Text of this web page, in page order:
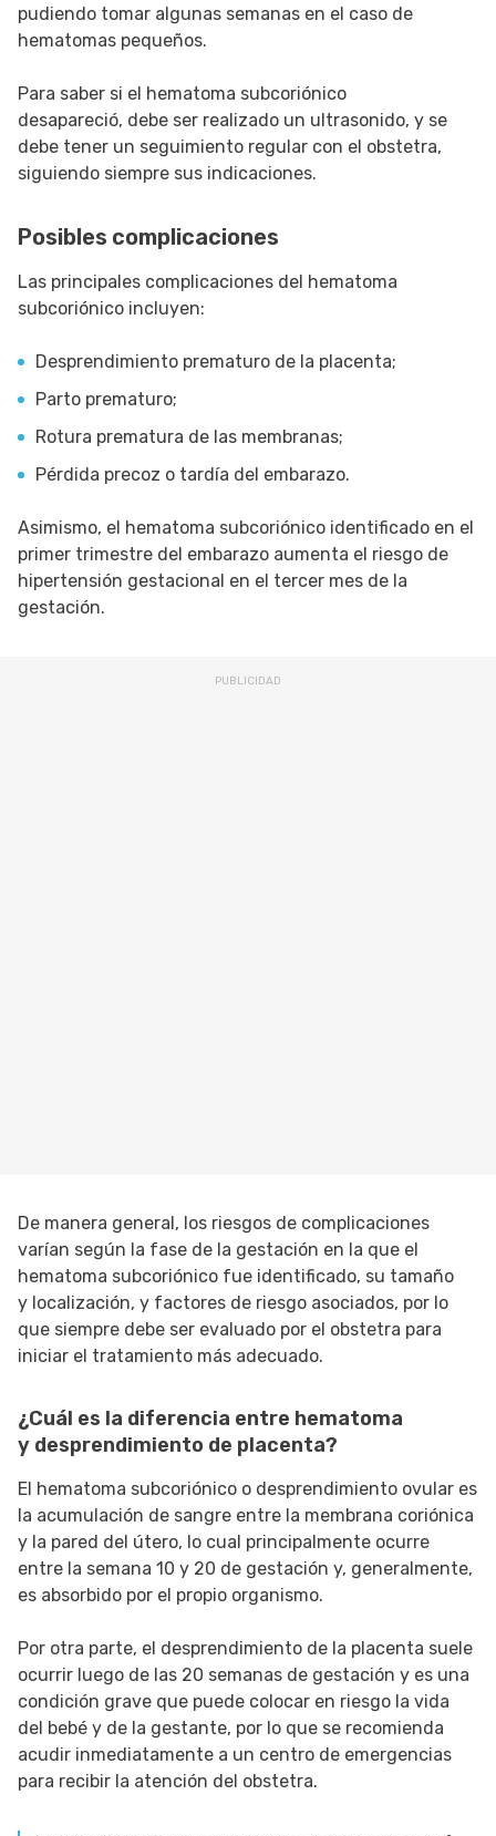
pudiendo tomar algunas semanas en el caso de
hematomas pequeños.
Para saber si el hematoma subcoriónico
desapareció, debe ser realizado un ultrasonido, y se
debe tener un seguimiento regular con el obstetra,
siguiendo siempre sus indicaciones.
Posibles complicaciones
Las principales complicaciones del hematoma
subcoriónico incluyen:
Desprendimiento prematuro de la placenta;
Parto prematuro;
Rotura prematura de las membranas;
Pérdida precoz o tardía del embarazo.
Asimismo, el hematoma subcoriónico identificado en el
primer trimestre del embarazo aumenta el riesgo de
hipertensión gestacional en el tercer mes de la
gestación.
De manera general, los riesgos de complicaciones
varían según la fase de la gestación en la que el
hematoma subcoriónico fue identificado, su tamaño
y localización, y factores de riesgo asociados, por lo
que siempre debe ser evaluado por el obstetra para
iniciar el tratamiento más adecuado.
¿Cuál es la diferencia entre hematoma
y desprendimiento de placenta?
El hematoma subcoriónico o desprendimiento ovular es
la acumulación de sangre entre la membrana coriónica
y la pared del útero, lo cual principalmente ocurre
entre la semana 10 y 20 de gestación y, generalmente,
es absorbido por el propio organismo.
Por otra parte, el desprendimiento de la placenta suele
ocurrir luego de las 20 semanas de gestación y es una
condición grave que puede colocar en riesgo la vida
del bebé y de la gestante, por lo que se recomienda
acudir inmediatamente a un centro de emergencias
para recibir la atención del obstetra.